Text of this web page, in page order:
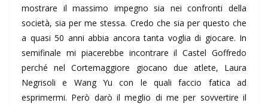
mostrare il massimo impegno sia nei confronti della
società, sia per me stessa. Credo che sia per questo che
a quasi 50 anni abbia ancora tanta voglia di giocare. In
semifinale mi piacerebbe incontrare il Castel Goffredo
perché nel Cortemaggiore giocano due atlete, Laura
Negrisoli e Wang Yu con le quali faccio fatica ad
esprimermi. Però darò il meglio di me per sovvertire il